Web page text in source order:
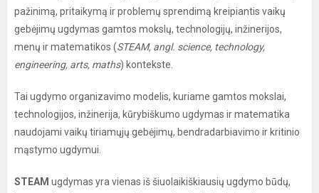
pažinimą, pritaikymą ir problemų sprendimą kreipiantis vaikų
gebėjimų ugdymas gamtos mokslų, technologijų, inžinerijos,
menų ir matematikos (STEAM, angl. science, technology,
engineering, arts, maths) kontekste.
Tai ugdymo organizavimo modelis, kuriame gamtos mokslai,
technologijos, inžinerija, kūrybiškumo ugdymas ir matematika
naudojami vaikų tiriamųjų gebėjimų, bendradarbiavimo ir kritinio
mąstymo ugdymui.
STEAM ugdymas yra vienas iš šiuolaikiškiausių ugdymo būdų,